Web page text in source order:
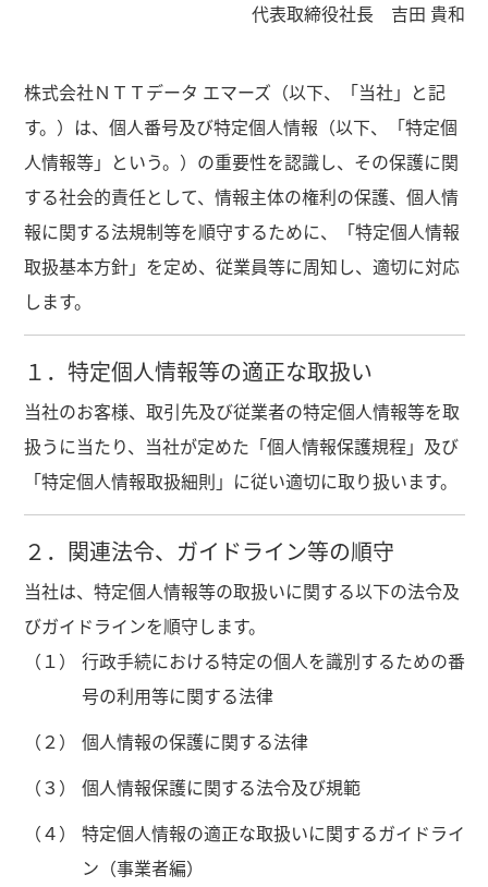
代表取締役社長 吉田 貴和
株式会社ＮＴＴデータ エマーズ（以下、「当社」と記
す。）は、個人番号及び特定個人情報（以下、「特定個
人情報等」という。）の重要性を認識し、その保護に関
する社会的責任として、情報主体の権利の保護、個人情
報に関する法規制等を順守するために、「特定個人情報
取扱基本方針」を定め、従業員等に周知し、適切に対応
します。
１．特定個人情報等の適正な取扱い
当社のお客様、取引先及び従業者の特定個人情報等を取
扱うに当たり、当社が定めた「個人情報保護規程」及び
「特定個人情報取扱細則」に従い適切に取り扱います。
２．関連法令、ガイドライン等の順守
当社は、特定個人情報等の取扱いに関する以下の法令及
びガイドラインを順守します。
（１）
行政手続における特定の個人を識別するための番
号の利用等に関する法律
（２）
個人情報の保護に関する法律
（３）
個人情報保護に関する法令及び規範
（４）
特定個人情報の適正な取扱いに関するガイドライ
ン（事業者編）